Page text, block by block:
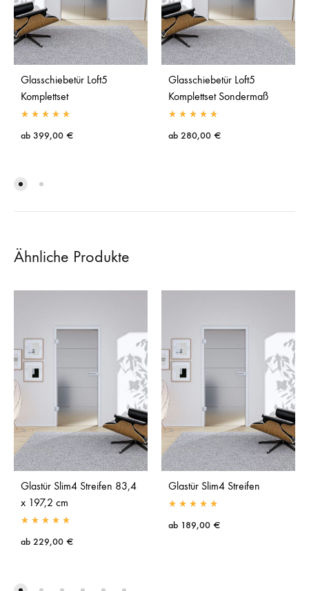
Glasschiebetür Loft5
Komplettset
ab 399,00 €
Glasschiebetür Loft5
Komplettset Sondermaß
ab 280,00 €
Ähnliche Produkte
Glastür Slim4 Streifen 83,4
x 197,2 cm
ab 229,00 €
Glastür Slim4 Streifen
ab 189,00 €